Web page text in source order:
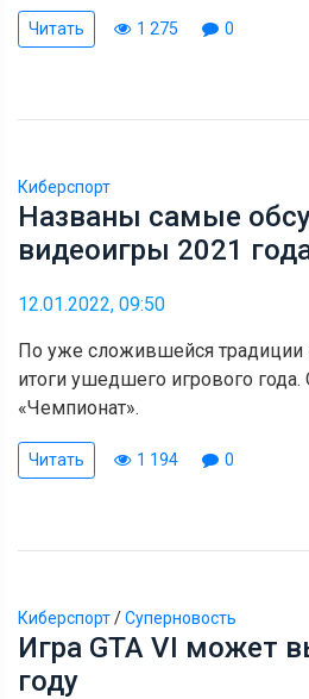
Читать 1 275 0
Киберспорт
Названы самые
видеоигры 2021
12.01.2022, 09:50
По уже сложившейся традиции
итоги ушедшего игрового
«Чемпионат».
Читать 1 194 0
Киберспорт/Суперновость
Игра GTA VI может
году